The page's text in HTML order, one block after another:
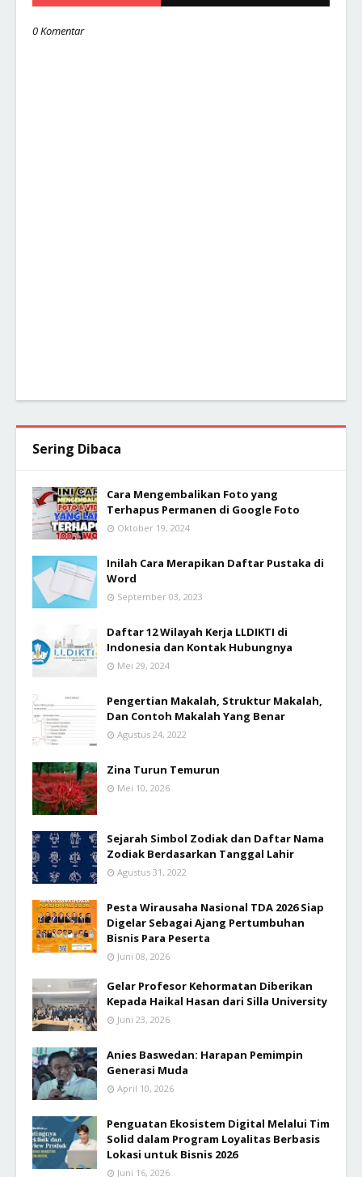
0 Komentar
Sering Dibaca
Cara Mengembalikan Foto yang
Terhapus Permanen di Google Foto
Oktober 19, 2024
Inilah Cara Merapikan Daftar Pustaka di
Word
September 03, 2023
Daftar 12 Wilayah Kerja LLDIKTI di
Indonesia dan Kontak Hubungnya
Mei 29, 2024
Pengertian Makalah, Struktur Makalah,
Dan Contoh Makalah Yang Benar
Agustus 24, 2022
Zina Turun Temurun
Mei 10, 2026
Sejarah Simbol Zodiak dan Daftar Nama
Zodiak Berdasarkan Tanggal Lahir
Agustus 31, 2022
Pesta Wirausaha Nasional TDA 2026 Siap
Digelar Sebagai Ajang Pertumbuhan
Bisnis Para Peserta
Juni 08, 2026
Gelar Profesor Kehormatan Diberikan
Kepada Haikal Hasan dari Silla University
Juni 23, 2026
Anies Baswedan: Harapan Pemimpin
Generasi Muda
April 10, 2026
Penguatan Ekosistem Digital Melalui Tim
Solid dalam Program Loyalitas Berbasis
Lokasi untuk Bisnis 2026
Juni 16, 2026